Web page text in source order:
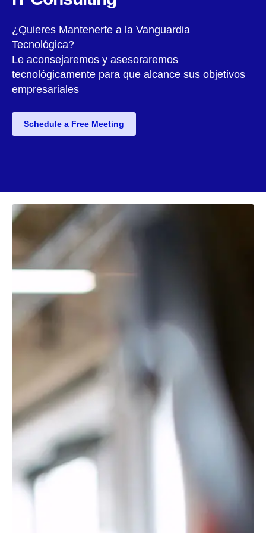
¿Quieres Mantenerte a la Vanguardia
Tecnológica?
Le aconsejaremos y asesoraremos
tecnológicamente para que alcance sus objetivos
empresariales
Schedule a Free Meeting